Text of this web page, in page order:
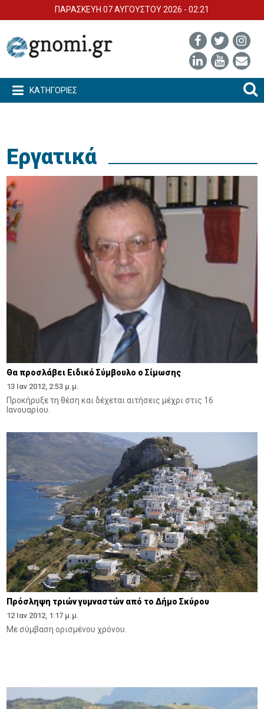
ΠΑΡΑΣΚΕΥΗ 07 ΑΥΓΟΥΣΤΟΥ 2026 - 02:21
ΚΑΤΗΓΟΡΙΕΣ
Εργατικά
Θα προσλάβει Eιδικό Σύμβουλο ο Σίμωσης
13 Ιαν 2012, 2:53 μ.μ.
Προκήρυξε τη θέση και δέχεται αιτήσεις μέχρι στις 16
Iανουαρίου.
Πρόσληψη τριών γυμναστών από το Δήμο Σκύρου
12 Ιαν 2012, 1:17 μ.μ.
Με σύμβαση ορισμένου χρόνου.